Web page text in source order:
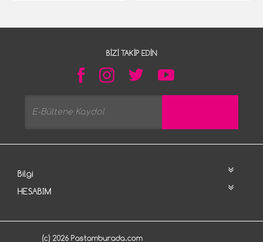
BIZI TAKIP EDIN
Bilgi
HESABIM
(c) 2026 Pastamburada.com